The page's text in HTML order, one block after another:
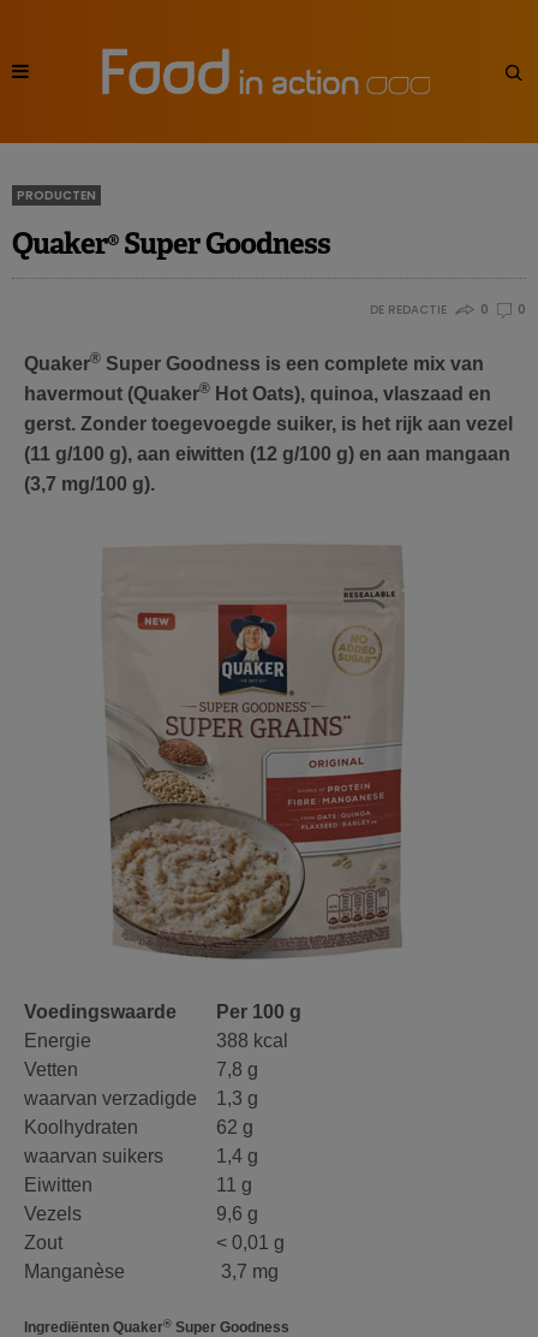
PRODUCTEN
Quaker® Super Goodness
DE REDACTIE 0 0
Quaker® Super Goodness is een complete mix van
havermout (Quaker® Hot Oats), quinoa, vlaszaad en
gerst. Zonder toegevoegde suiker, is het rijk aan vezel
(11 g/100 g), aan eiwitten (12 g/100 g) en aan mangaan
(3,7 mg/100 g).
Voedingswaarde
Per 100 g
Energie
388 kcal
Vetten
waarvan verzadigde
7,8 g
1,3 g
Koolhydraten
waarvan suikers
62 g
1,4 g
Eiwitten
11 g
Vezels
9,6 g
Zout
< 0,01 g
Manganèse
3,7 mg
Ingrediënten Quaker® Super Goodness